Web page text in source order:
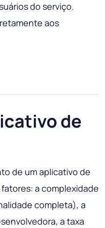
do serviço.
aos
de
de um aplicativo de
a complexidade
completa), a
a taxa